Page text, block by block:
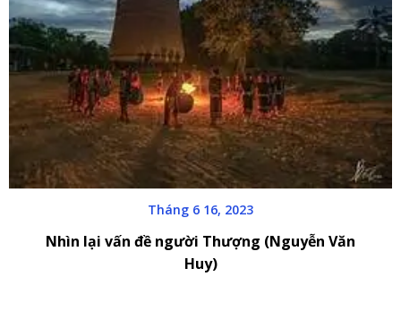
Tháng 6 16, 2023
Nhìn lại vấn đề người Thượng (Nguyễn Văn
Huy)